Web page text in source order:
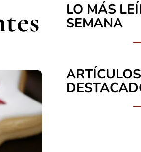
LO MÁS
SEMANA
ARTÍCULOS